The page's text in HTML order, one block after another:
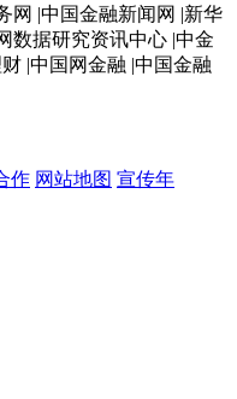
网 |中国金融新闻网 |新华
数据研究资讯中心 |中金
|中国网金融 |中国金融
作 网站地图 宣传年